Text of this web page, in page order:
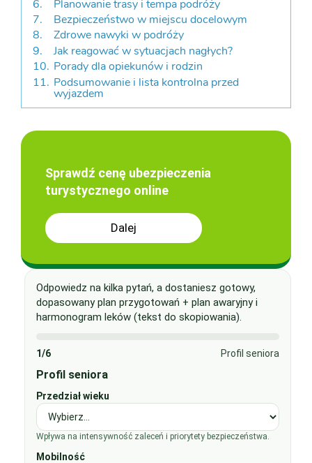
Planowanie trasy i tempa podróży
Bezpieczeństwo w miejscu docelowym
Zdrowe nawyki w podróży
Jak reagować w sytuacjach nagłych?
Porady dla opiekunów i rodzin
Podsumowanie i lista kontrolna przed
wyjazdem
Sprawdź cenę ubezpieczenia
turystycznego online
Dalej
Odpowiedz na kilka pytań, a dostaniesz gotowy,
dopasowany plan przygotowań + plan awaryjny i
harmonogram leków (tekst do skopiowania).
1/6 Profil seniora
Profil seniora
Przedział wieku
Wpływa na intensywność zaleceń i priorytety bezpieczeństwa.
Mobilność